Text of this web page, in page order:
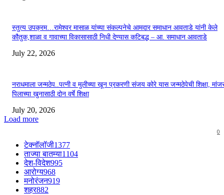
स्तुत्य उपक्रम…रामेश्वर मासाळ यांच्या संकल्पनेचे आमदार समाधान आवताडे यांनी केले
कौतुक,शाळा व गावाच्या विकासासाठी निधी देण्यास कटिबद्ध – आ. समाधान आवताडे
July 22, 2026
नराधमाला जन्मठेप..पत्नी व मुलीच्या खून प्रकरणी संजय कोरे यास जन्मठेपेची शिक्षा,
पिलाच्या खुनासाठी दोन वर्षे शिक्षा
July 20, 2026
Load more
0
टेक्नॉलॉजी1377
ताज्या बातम्या1104
देश-विदेश995
आरोग्य968
मनोरंजन919
शहर882